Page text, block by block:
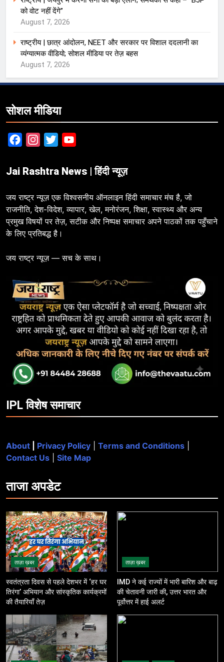
को वोट नहीं देंगे”
August 7, 2026
राष्ट्रीय | छात्र आंदोलन, NEET और सरकार पर विशाल ददलानी का
व्यंग्यात्मक वीडियो; सोशल मीडिया पर तेज़ बहस
August 7, 2026
सोशल मीडिया
FacebookInstagram
Twitter
Jai Rashtra News | हिंदी न्यूज़
जय राष्ट्र न्यूज़ एक विश्वसनीय ऑनलाइन हिंदी समाचार मंच है, जो
राजनीति, देश-विदेश, व्यापार, खेल, मनोरंजन, शिक्षा, स्वास्थ्य और अन्य
प्रमुख विषयों पर तेज़, सटीक और निष्पक्ष समाचार अपने पाठकों तक पहुँचाने
के लिए प्रतिबद्ध है।
जय राष्ट्र न्यूज़ — सच के साथ।
IPL विशेष समाचार
About Privacy Policy Terms and Conditions
Contact Us
Site Map
ताजाअपडेट
ताज़ा ख़बर
स्वतंत्रता दिवस से पहले देशभर में ‘हर घर
तिरंगा’ अभियान और सांस्कृतिक कार्यक्रमों
की तैयारियाँ तेज़
ताज़ा ख़बर
IMD ने कई राज्यों में भारी बारिश और बाढ़
की चेतावनी जारी की, उत्तर भारत और
पूर्वोत्तर में हाई अलर्ट